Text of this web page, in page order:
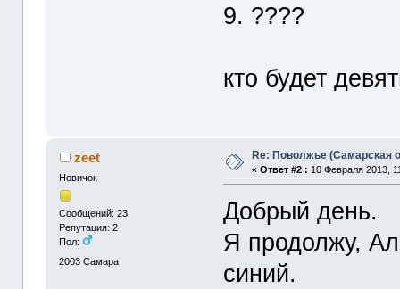
9. ????
кто будет
zeet
Новичок
Сообщений: 23
Репутация: 2
Пол:
2003 Самара
Re: Поволжье (Самарская
«Ответ #2 : 10 Февраля 2013,
Добрый день.
Я продолжу,
синий.